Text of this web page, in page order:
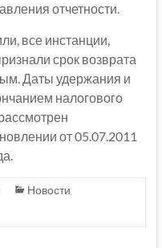
отчетности.
все инстанции,
срок возврата
Даты удержания и
налогового
от 05.07.2011
Новости